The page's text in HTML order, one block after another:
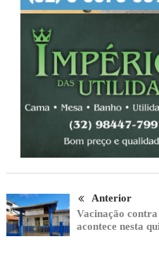
Anterior
Vacinação
acontece nesta